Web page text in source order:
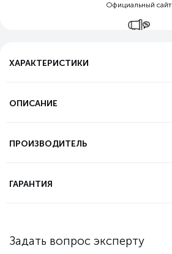
Официальный сайт
Задать вопрос эксперту
ХАРАКТЕРИСТИКИ
ОПИСАНИЕ
ПРОИЗВОДИТЕЛЬ
ГАРАНТИЯ